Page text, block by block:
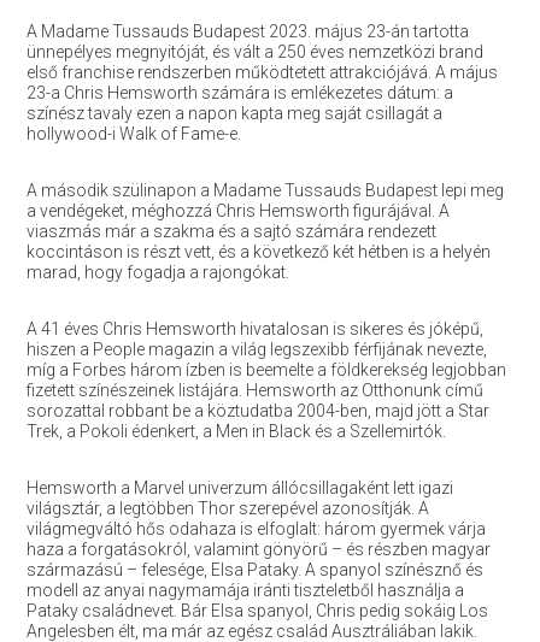
A Madame Tussauds Budapest 2023. május 23-án tartotta
ünnepélyes megnyitóját, és vált a 250 éves nemzetközi brand
első franchise rendszerben működtetett attrakciójává. A május
23-a Chris Hemsworth számára is emlékezetes dátum: a
színész tavaly ezen a napon kapta meg saját csillagát a
hollywood-i Walk of Fame-e.
A második szülinapon a Madame Tussauds Budapest lepi meg
a vendégeket, méghozzá Chris Hemsworth figurájával. A
viaszmás már a szakma és a sajtó számára rendezett
koccintáson is részt vett, és a következő két hétben is a helyén
marad, hogy fogadja a rajongókat.
A 41 éves Chris Hemsworth hivatalosan is sikeres és jóképű,
hiszen a People magazin a világ legszexibb férfijának nevezte,
míg a Forbes három ízben is beemelte a földkerekség legjobban
fizetett színészeinek listájára. Hemsworth az Otthonunk című
sorozattal robbant be a köztudatba 2004-ben, majd jött a Star
Trek, a Pokoli édenkert, a Men in Black és a Szellemirtók.
Hemsworth a Marvel univerzum állócsillagaként lett igazi
világsztár, a legtöbben Thor szerepével azonosítják. A
világmegváltó hős odahaza is elfoglalt: három gyermek várja
haza a forgatásokról, valamint gönyörű – és részben magyar
származású – felesége, Elsa Pataky. A spanyol színésznő és
modell az anyai nagymamája iránti tiszteletből használja a
Pataky családnevet. Bár Elsa spanyol, Chris pedig sokáig Los
Angelesben élt, ma már az egész család Ausztráliában lakik.